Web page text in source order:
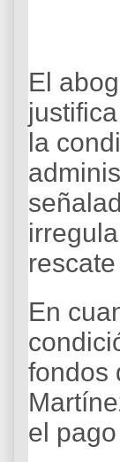
El
la
En
fondos
el